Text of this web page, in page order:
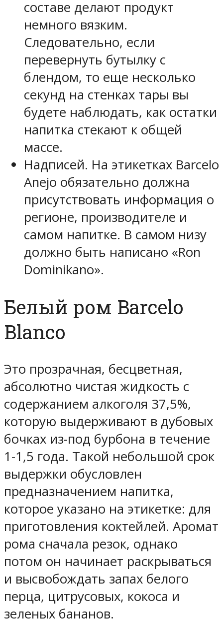
составе делают продукт
немного вязким.
Следовательно, если
перевернуть бутылку с
блендом, то еще несколько
секунд на стенках тары вы
будете наблюдать, как остатки
напитка стекают к общей
массе.
Надписей. На этикетках Barcelo
Anejo обязательно должна
присутствовать информация о
регионе, производителе и
самом напитке. В самом низу
должно быть написано «Ron
Dominikano».
Белый ром Barcelo
Blanco
Это прозрачная, бесцветная,
абсолютно чистая жидкость с
содержанием алкоголя 37,5%,
которую выдерживают в дубовых
бочках из-под бурбона в течение
1-1,5 года. Такой небольшой срок
выдержки обусловлен
предназначением напитка,
которое указано на этикетке: для
приготовления коктейлей. Аромат
рома сначала резок, однако
потом он начинает раскрываться
и высвобождать запах белого
перца, цитрусовых, кокоса и
зеленых бананов.